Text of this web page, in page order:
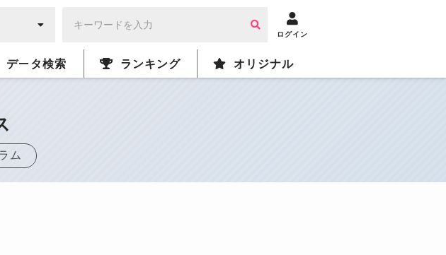
ログイン
データ検索 ランキング オリジナル
ム